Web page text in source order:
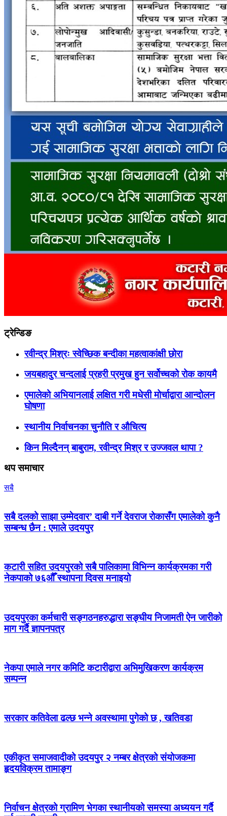
ट्रेन्डिङ
रवीन्द्र मिश्रः स्वेच्छिक बन्दीका महत्वाकांक्षी छोरा
जयबहादुर चन्दलाई प्रहरी प्रमुख हुन सर्वोच्चको रोक कायमै
एमालेको अभियानलाई लक्षित गरी मधेसी मोर्चाद्वारा आन्दोलन
घोषणा
स्थानीय निर्वाचनका चुनौति र औचित्य
किन मिल्दैनन् बाबुराम, रवीन्द्र मिश्र र उज्जवल थापा ?
थप समाचार
सबै
सबै दलको साझा उम्मेदवार’ दाबी गर्ने देवराज रोकासँग एमालेको कुनै
सम्बन्ध छैन : एमाले उदयपुर
कटारी सहित उदयपुरको सबै पालिकामा विभिन्न कार्यक्रमका गरी
नेकपाको ७६औँ स्थापना दिवस मनाइयो
उदयपुरका कर्मचारी सङ्गठनहरुद्धारा सङ्घीय निजामती ऐन जारीको
माग गर्दै ज्ञापनपत्र
नेकपा एमाले नगर कमिटि कटारीद्वारा अभिमुखिकरण कार्यक्रम
सम्पन्न
सरकार कतिवेला ढल्छ भन्ने अवस्थामा पुगेको छ , खतिवडा
एकीकृत समाजवादीको उदयपुर २ नम्बर क्षेत्रको संयोजकमा
हृदयविक्रम तामाङ्ग
निर्वाचन क्षेत्रको ग्रामिण भेगका स्थानीयको समस्या अध्ययन गर्दै